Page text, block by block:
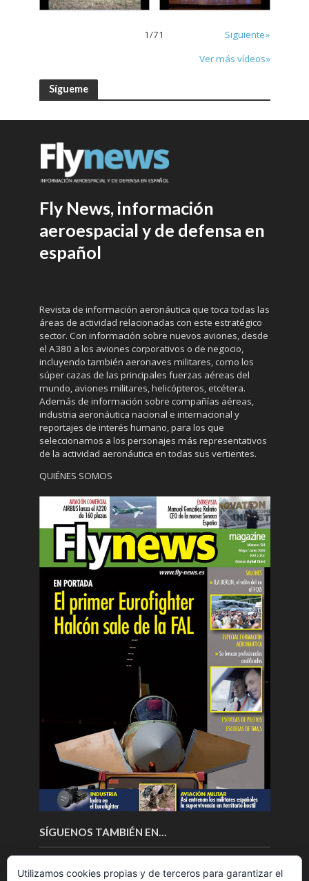
1/71
Siguiente»
Ver más vídeos»
Sígueme
Fly News, información
aeroespacial y de defensa en
español
Revista de información aeronáutica que toca todas las
áreas de actividad relacionadas con este estratégico
sector. Con información sobre nuevos aviones, desde
el A380 a los aviones corporativos o de negocio,
incluyendo también aeronaves militares, como los
súper cazas de las principales fuerzas aéreas del
mundo, aviones militares, helicópteros, etcétera.
Además de información sobre compañías aéreas,
industria aeronáutica nacional e internacional y
reportajes de interés humano, para los que
seleccionamos a los personajes más representativos
de la actividad aeronáutica en todas sus vertientes.
QUIÉNES SOMOS
SÍGUENOS TAMBIÉN EN…
Utilizamos cookies propias y de terceros para garantizar el